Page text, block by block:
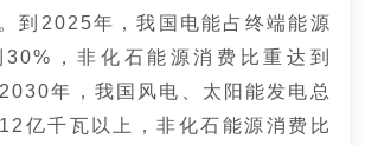
到2025年，我国电能占终端能源
，非化石能源消费比重达到
年，我国风电、太阳能发电总
亿千瓦以上，非化石能源消费比